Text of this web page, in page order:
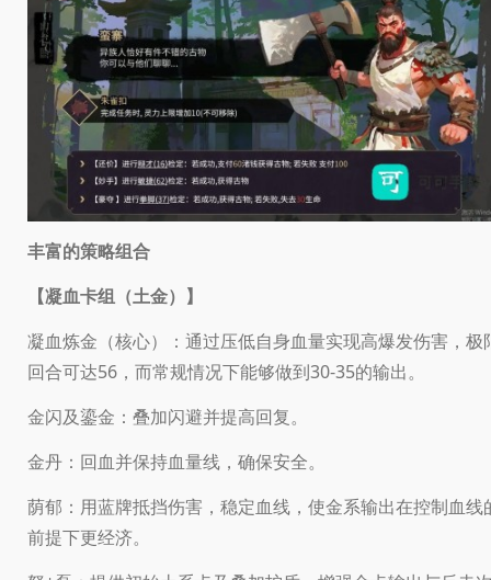
丰富的策略组合
【凝血卡组（土金）】
凝血炼金（核心）：通过压低自身血量实现高爆发伤害，极
回合可达56，而常规情况下能够做到30-35的输出。
金闪及鎏金：叠加闪避并提高回复。
金丹：回血并保持血量线，确保安全。
荫郁：用蓝牌抵挡伤害，稳定血线，使金系输出在控制血线
前提下更经济。